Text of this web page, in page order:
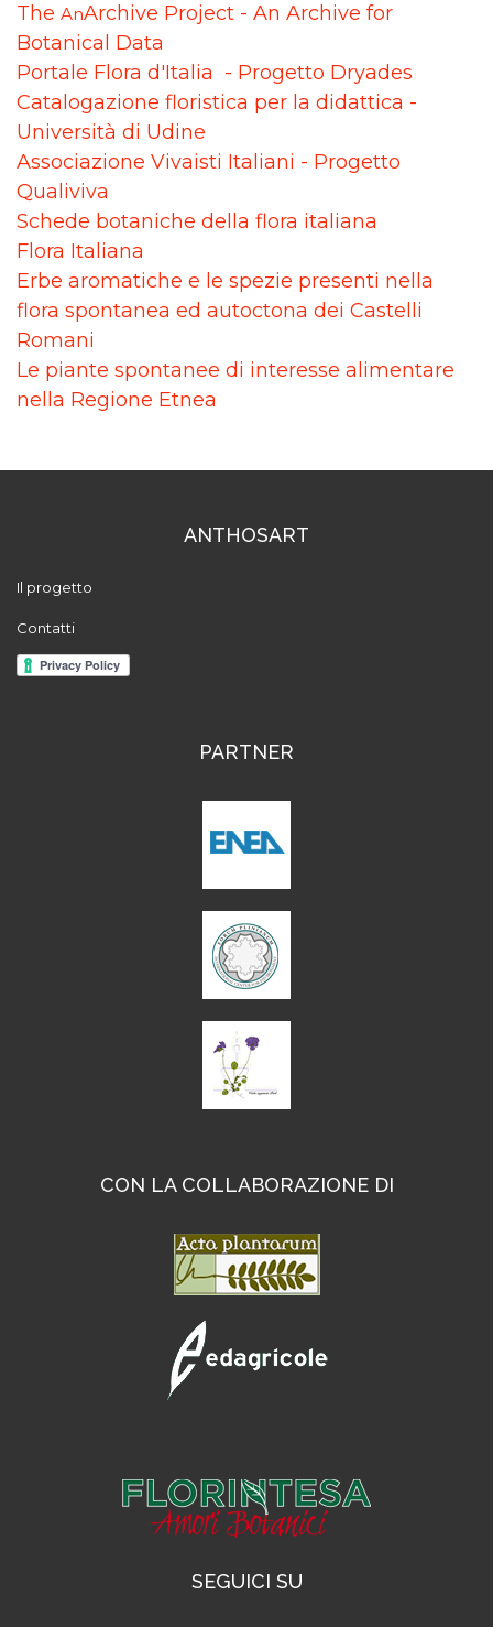
The AnArchive Project - An Archive for
Botanical Data
Portale Flora d'Italia - Progetto Dryades
Catalogazione floristica per la didattica -
Università di Udine
Associazione Vivaisti Italiani - Progetto
Qualiviva
Schede botaniche della flora italiana
Flora Italiana
Erbe aromatiche e le spezie presenti nella
flora spontanea ed autoctona dei Castelli
Romani
Le piante spontanee di interesse alimentare
nella Regione Etnea
ANTHOSART
Il progetto
Contatti
PARTNER
CON LA COLLABORAZIONE DI
SEGUICI SU